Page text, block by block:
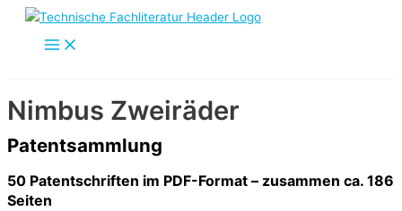
Zum
Nimbus Zweiräder
Patentsammlung
50 Patentschriften im PDF-Format – zusammen ca. 186
Seiten